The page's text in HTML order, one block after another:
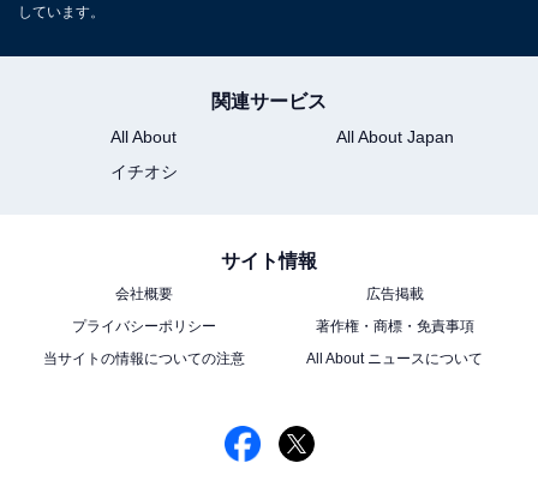
しています。
関連サービス
All About
All About Japan
イチオシ
サイト情報
会社概要
広告掲載
プライバシーポリシー
著作権・商標・免責事項
当サイトの情報についての注意
All About ニュースについて